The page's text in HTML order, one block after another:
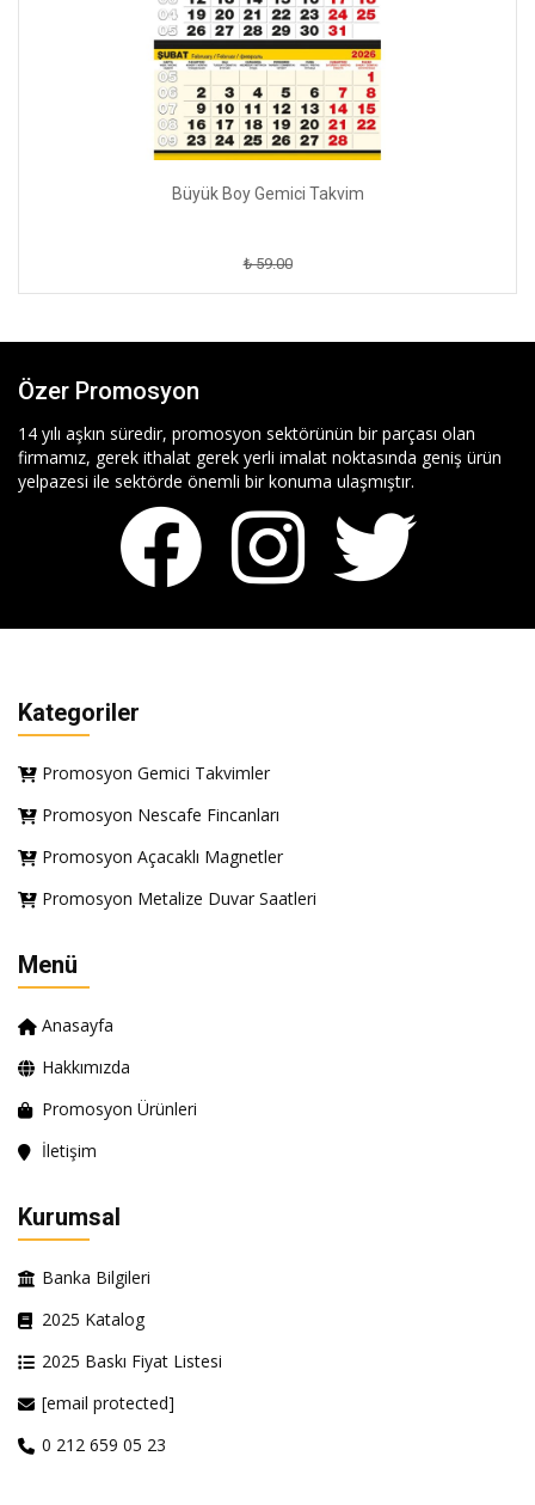
Büyük Boy Gemici Takvim
₺ 59.00
Özer Promosyon
14 yılı aşkın süredir, promosyon sektörünün bir parçası olan
firmamız, gerek ithalat gerek yerli imalat noktasında geniş ürün
yelpazesi ile sektörde önemli bir konuma ulaşmıştır.
Kategoriler
Promosyon Gemici Takvimler
Promosyon Nescafe Fincanları
Promosyon Açacaklı Magnetler
Promosyon Metalize Duvar Saatleri
Menü
Anasayfa
Hakkımızda
Promosyon Ürünleri
İletişim
Kurumsal
Banka Bilgileri
2025 Katalog
2025 Baskı Fiyat Listesi
[email protected]
0 212 659 05 23